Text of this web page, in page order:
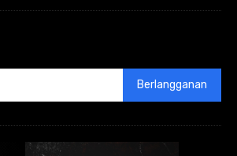
Berlangganan